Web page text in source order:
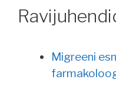
Migreeni